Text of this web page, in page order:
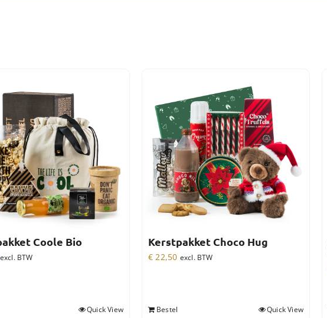
Coole Bio
excl. BTW
Quick View
Kerstpakket Choco Hug
€ 22,50 excl. BTW
Bestel Quick View